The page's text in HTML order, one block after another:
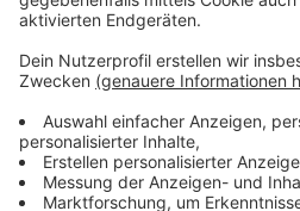
Bei einem Kassenwechsel kann
auch später noch
Anzeige